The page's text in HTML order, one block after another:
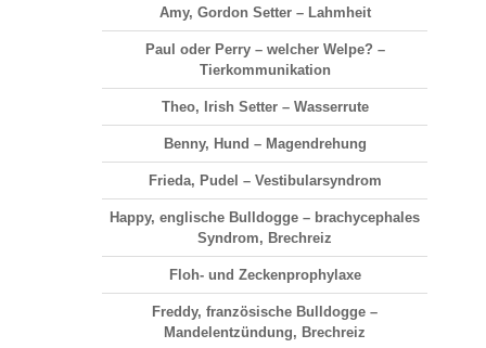
Amy, Gordon Setter – Lahmheit
Paul oder Perry – welcher Welpe? –
Tierkommunikation
Theo, Irish Setter – Wasserrute
Benny, Hund – Magendrehung
Frieda, Pudel – Vestibularsyndrom
Happy, englische Bulldogge – brachycephales
Syndrom, Brechreiz
Floh- und Zeckenprophylaxe
Freddy, französische Bulldogge –
Mandelentzündung, Brechreiz